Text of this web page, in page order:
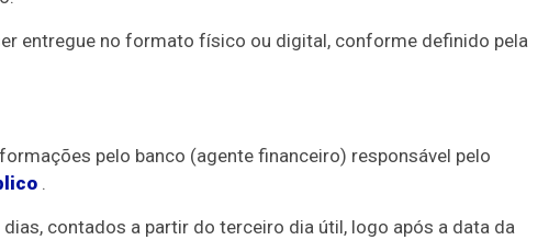
entregue no formato físico ou digital, conforme definido pela
pelo banco (agente financeiro) responsável pelo
.
contados a partir do terceiro dia útil, logo após a data da